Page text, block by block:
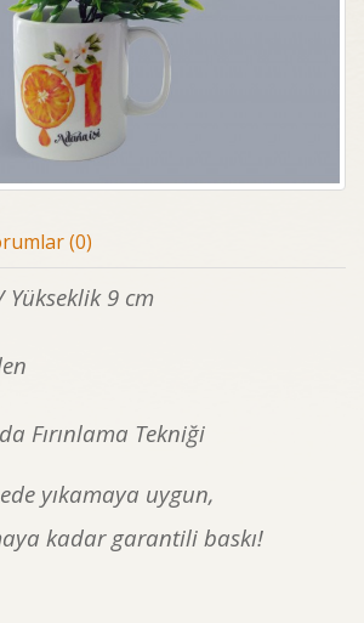
(0)
/ Yükseklik 9 cm
Fırınlama Tekniği
yıkamaya uygun,
kadar garantili baskı!